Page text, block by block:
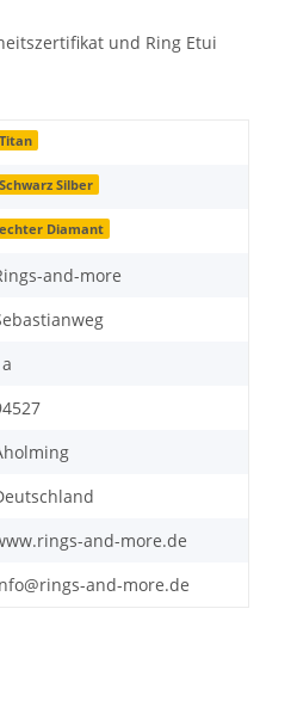
und Ring Etui
Titan
Schwarz Silber
echter Diamant
and-more
and-more.de
and-more.de